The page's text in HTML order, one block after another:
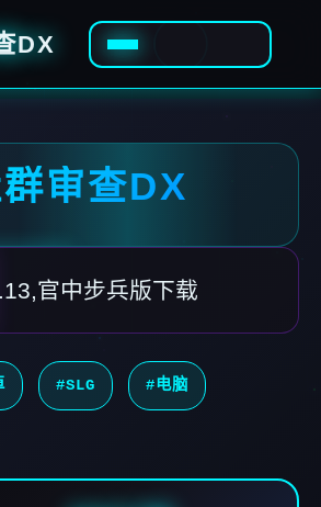
DX
审查DX
官中步兵版下载
#SLG #电脑